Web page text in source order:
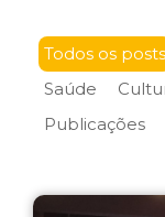
Todos os posts
Saúde
Publicações